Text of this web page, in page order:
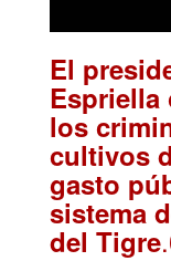
El
Espriella
los
cultivos
gasto
sistema
del Tigre